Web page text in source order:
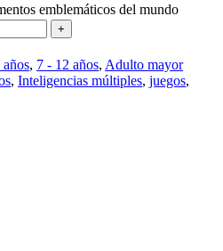
emblemáticos del mundo
, 7 - 12 años, Adulto mayor
, Inteligencias múltiples, juegos,